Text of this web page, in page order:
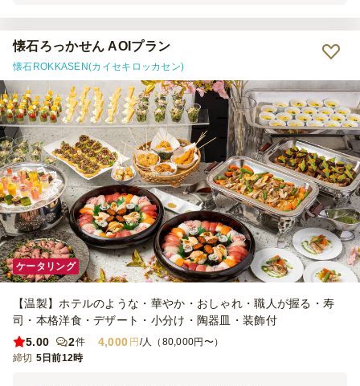
あればリピートしたいと思います。 ありがとうございました。
懐石ろっかせん AOIプラン
懐石ROKKASEN(カイセキロッカセン)
ケータリング
【温製】ホテルのような・華やか・おしゃれ・職人が握る・寿
司・本格洋食・デザート・小分け・陶器皿・装飾付
5.00
2件 4,000 円 /人（80,000円〜）
締切 5日前12時